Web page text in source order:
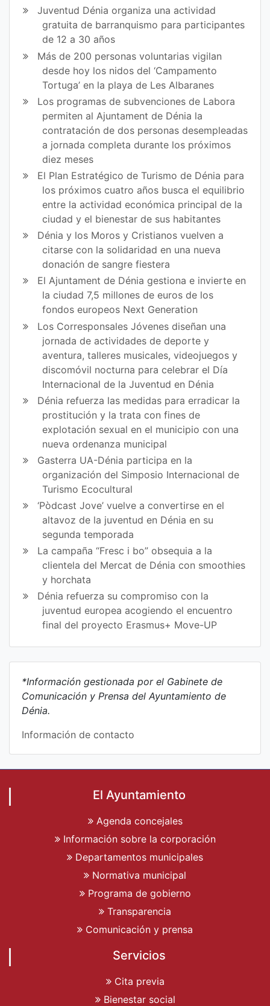
Juventud Dénia organiza una actividad
gratuita de barranquismo para participantes
de 12 a 30 años
Más de 200 personas voluntarias vigilan
desde hoy los nidos del ‘Campamento
Tortuga’ en la playa de Les Albaranes
Los programas de subvenciones de Labora
permiten al Ajuntament de Dénia la
contratación de dos personas desempleadas
a jornada completa durante los próximos
diez meses
El Plan Estratégico de Turismo de Dénia para
los próximos cuatro años busca el equilibrio
entre la actividad económica principal de la
ciudad y el bienestar de sus habitantes
Dénia y los Moros y Cristianos vuelven a
citarse con la solidaridad en una nueva
donación de sangre fiestera
El Ajuntament de Dénia gestiona e invierte en
la ciudad 7,5 millones de euros de los
fondos europeos Next Generation
Los Corresponsales Jóvenes diseñan una
jornada de actividades de deporte y
aventura, talleres musicales, videojuegos y
discomóvil nocturna para celebrar el Día
Internacional de la Juventud en Dénia
Dénia refuerza las medidas para erradicar la
prostitución y la trata con fines de
explotación sexual en el municipio con una
nueva ordenanza municipal
Gasterra UA-Dénia participa en la
organización del Simposio Internacional de
Turismo Ecocultural
‘Pòdcast Jove’ vuelve a convertirse en el
altavoz de la juventud en Dénia en su
segunda temporada
La campaña “Fresc i bo” obsequia a la
clientela del Mercat de Dénia con smoothies
y horchata
Dénia refuerza su compromiso con la
juventud europea acogiendo el encuentro
final del proyecto Erasmus+ Move-UP
*Información gestionada por el Gabinete de
Comunicación y Prensa del Ayuntamiento de
Dénia.
Información de contacto
El Ayuntamiento
Agenda concejales
Información sobre la corporación
Departamentos municipales
Normativa municipal
Programa de gobierno
Transparencia
Comunicación y prensa
Servicios
Cita previa
Bienestar social